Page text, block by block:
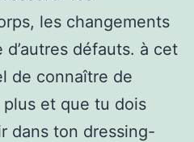
les changements
d’autres défauts. à cet
de connaître de
et que tu dois
dans ton dressing-